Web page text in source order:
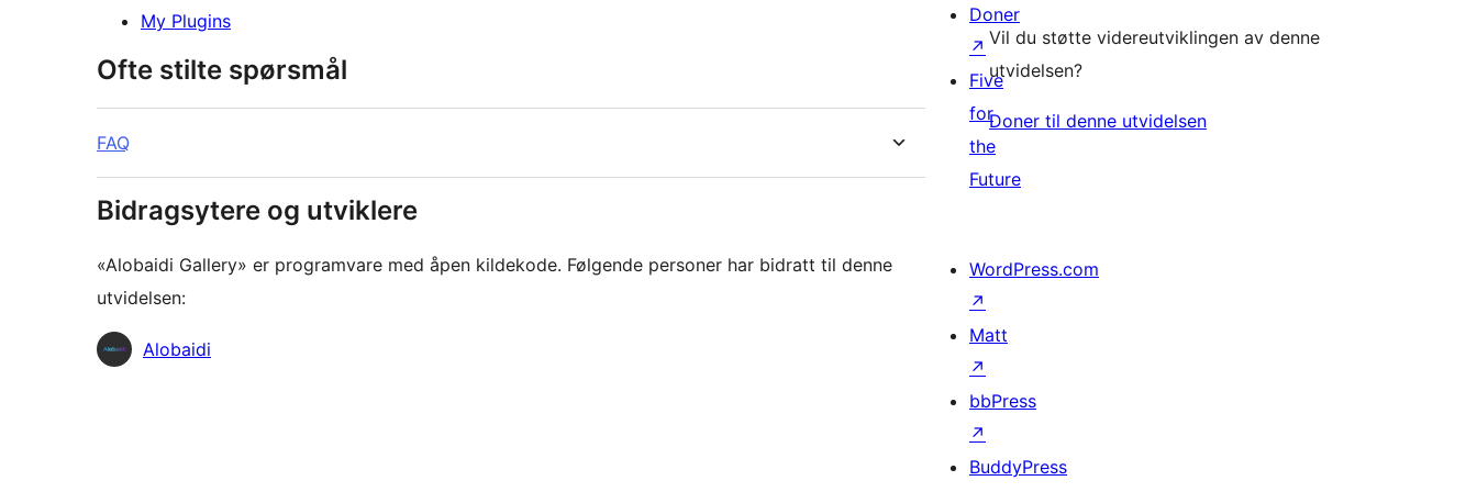
My Plugins
Ofte stilte spørsmål
FAQ
Bidragsytere og utviklere
«Alobaidi Gallery» er programvare med åpen kildekode. Følgende personer har bidratt til denne
utvidelsen:
Bidragsytere
Alobaidi
Vil du støtte videreutviklingen av denne
utvidelsen?
Doner til denne utvidelsen
Doner
↗
Five
for
the
Future
WordPress.com
↗
Matt
↗
bbPress
↗
BuddyPress